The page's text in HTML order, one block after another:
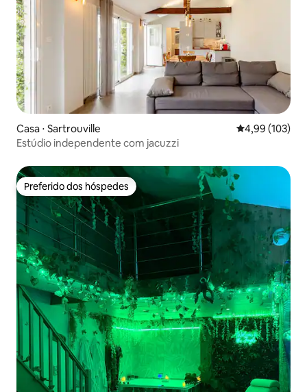
Casa ⋅ Sartrouville 4,99 de uma
4,99 (103)
Estúdio independente com jacuzzi
Preferido dos hóspedes
Preferido dos hóspedes